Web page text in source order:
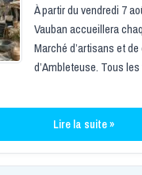
À partir du vendredi 7
Vauban accueillera
Marché d’artisans et
d’Ambleteuse. Tous
Lire la suite »